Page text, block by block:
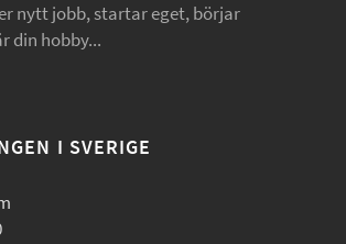
nytt jobb, startar eget, börjar
din hobby...
I SVERIGE